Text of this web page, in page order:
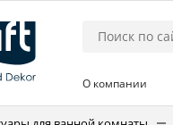
О компании